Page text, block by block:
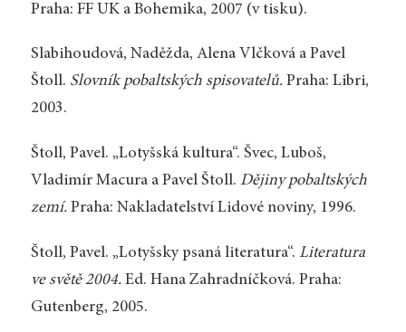
Praha: FF UK a Bohemika, 2007 (v tisku).
Slabihoudová, Naděžda, Alena Vlčková a Pavel
Štoll. Slovník pobaltských spisovatelů.Praha: Libri,
2003.
Štoll, Pavel. „Lotyšská kultura“. Švec, Luboš,
Vladimír Macura a Pavel Štoll. Dějiny pobaltských
zemí.Praha: Nakladatelství Lidové noviny, 1996.
Štoll, Pavel. „Lotyšsky psaná literatura“. Literatura
ve světě 2004.Ed. Hana Zahradníčková. Praha:
Gutenberg, 2005.